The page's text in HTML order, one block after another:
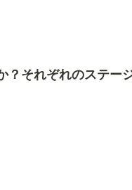
それぞれのステー